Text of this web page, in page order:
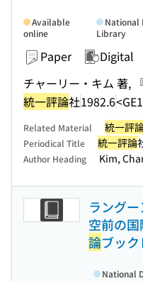
Paper Digital
チャーリー・キム 著,
統一評論社1982.6
Available
online
National
Library
Related Material 統一評
Periodical Title 統一評論
Author Heading Kim,
ラング
空前の
論ブッ
National